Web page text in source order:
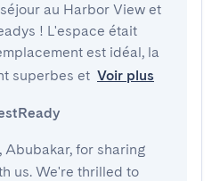
au Harbor View et
! L'espace était
est idéal, la
superbes et Voir plus
Abubakar, for sharing
us. We're thrilled to